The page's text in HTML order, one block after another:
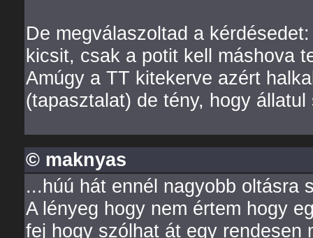
De megválaszoltad a
kicsit, csak a potit kell máshova
Amúgy a TT kitekerve azért
(tapasztalat) de tény, hogy állatul
© maknyas
...húú hát ennél nagyobb oltásra
A lényeg hogy nem értem hogy
fej hogy szólhat át egy rendesen